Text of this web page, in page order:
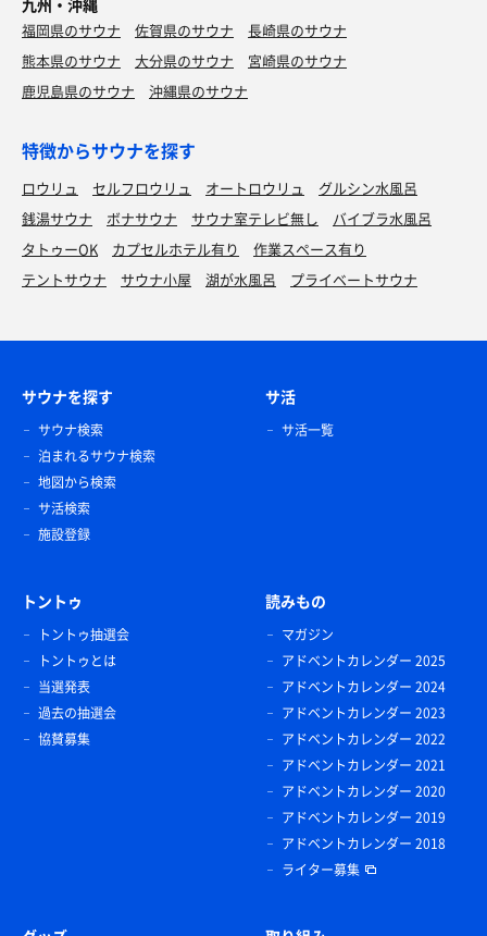
九州・沖縄
福岡県のサウナ 佐賀県のサウナ
長崎県のサウナ
熊本県のサウナ
大分県のサウナ
宮崎県のサウナ
鹿児島県のサウナ
沖縄県のサウナ
特徴からサウナを探す
ロウリュ セルフロウリュ オートロウリュ
グルシン水風呂
銭湯サウナ
ボナサウナ サウナ室テレビ無し
バイブラ水風呂
タトゥーOK
カプセルホテル有り
作業スペース有り
テントサウナ
サウナ小屋 湖が水風呂 プライベートサウナ
サウナを探す
サウナ検索
泊まれるサウナ検索
地図から検索
サ活検索
施設登録
サ活
サ活一覧
トントゥ
トントゥ抽選会
トントゥとは
当選発表
過去の抽選会
協賛募集
読みもの
マガジン
アドベントカレンダー 2025
アドベントカレンダー 2024
アドベントカレンダー 2023
アドベントカレンダー 2022
アドベントカレンダー 2021
アドベントカレンダー 2020
アドベントカレンダー 2019
アドベントカレンダー 2018
ライター募集